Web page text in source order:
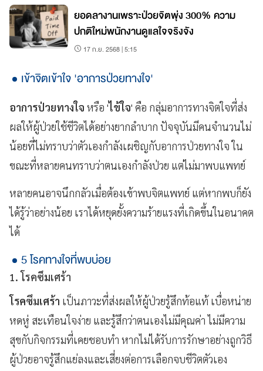
ยอดลางานเพราะป่วยจิตพุ่ง 300% ความ
ปกติใหม่พนักงานดูแลใจจริงจัง
17 ก.ย. 2568 | 5:15
เข้าจิตเข้าใจ 'อาการป่วยทางใจ'
อาการป่วยทางใจ หรือ 'ไข้ใจ' คือ กลุ่มอาการทางจิตใจที่ส่ง
ผลให้ผู้ป่วยใช้ชีวิตได้อย่างยากลำบาก ปัจจุบันมีคนจำนวนไม่
น้อยที่ไม่ทราบว่าตัวเองกำลังเผชิญกับอาการป่วยทางใจ ใน
ขณะที่หลายคนทราบว่าตนเองกำลังป่วย แต่ไม่มาพบแพทย์
หลายคนอาจนึกกลัวเมื่อต้องเข้าพบจิตแพทย์ แต่หากพบก็ยัง
ได้รู้ว่าอย่างน้อย เราได้หยุดยั้งความร้ายแรงที่เกิดขึ้นในอนาคต
ได้
5 โรคทางใจที่พบบ่อย
1. โรคซึมเศร้า
โรคซึมเศร้า เป็นภาวะที่ส่งผลให้ผู้ป่วยรู้สึกท้อแท้ เบื่อหน่าย
หดหู่ สะเทือนใจง่าย และรู้สึกว่าตนเองไม่มีคุณค่า ไม่มีความ
สุขกับกิจกรรมที่เคยชอบทำ หากไม่ได้รับการรักษาอย่างถูกวิธี
ผู้ป่วยอาจรู้สึกแย่ลงและเสี่ยงต่อการเลือกจบชีวิตตัวเอง